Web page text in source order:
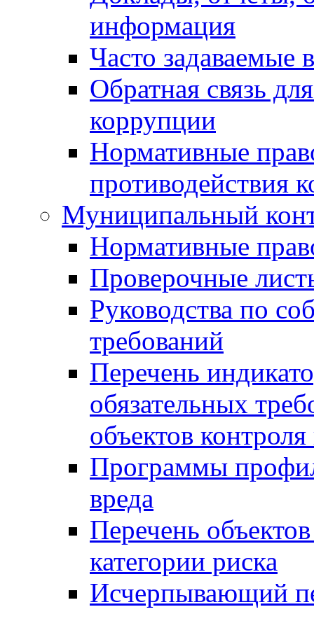
информация
Часто задаваемые
Обратная связь
коррупции
Нормативные
противодействия
Муниципальный
Нормативные
Проверочные
Руководства по
требований
Перечень
обязательных
объектов
Программы
вреда
Перечень
категории риска
Исчерпывающий